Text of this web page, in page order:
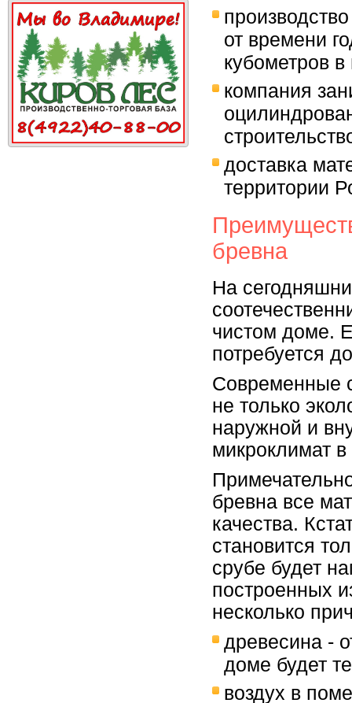
от времени
кубометров в
компания
доставка
территории
бревна
На
чистом доме.
потребуется
Современные
не только
наружной и
микроклимат
бревна все
качества.
становится
срубе будет
построенных
несколько
древесина -
доме будет
воздух в